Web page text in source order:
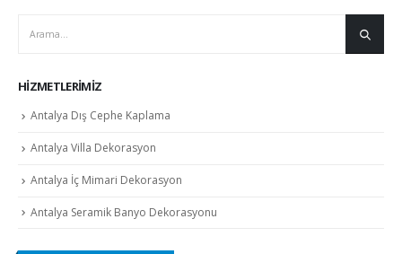
HIZMETLERIMIZ
Antalya Dış Cephe Kaplama
Antalya Villa Dekorasyon
Antalya İç Mimari Dekorasyon
Antalya Seramik Banyo Dekorasyonu